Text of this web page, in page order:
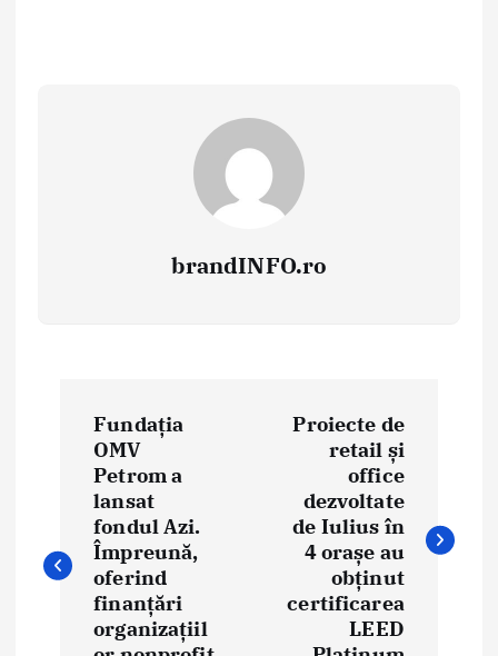
brandINFO.ro
g
Fundația
OMV
Petrom a
lansat
fondul Azi.
Împreună,
oferind
finanțări
organizațiil
Proiecte de
retail și
office
dezvoltate
de Iulius în
4 orașe au
obținut
certificarea
LEED